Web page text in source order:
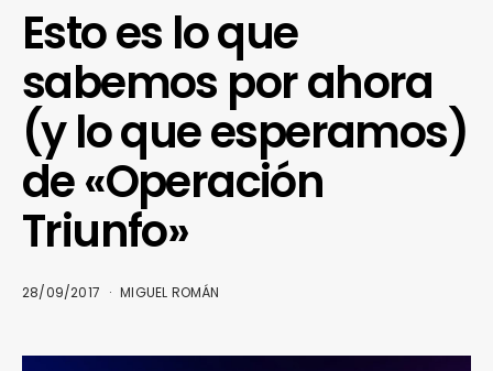
Esto es lo que
sabemos por ahora
(y lo que esperamos)
de «Operación
Triunfo»
28/09/2017 MIGUEL ROMÁN